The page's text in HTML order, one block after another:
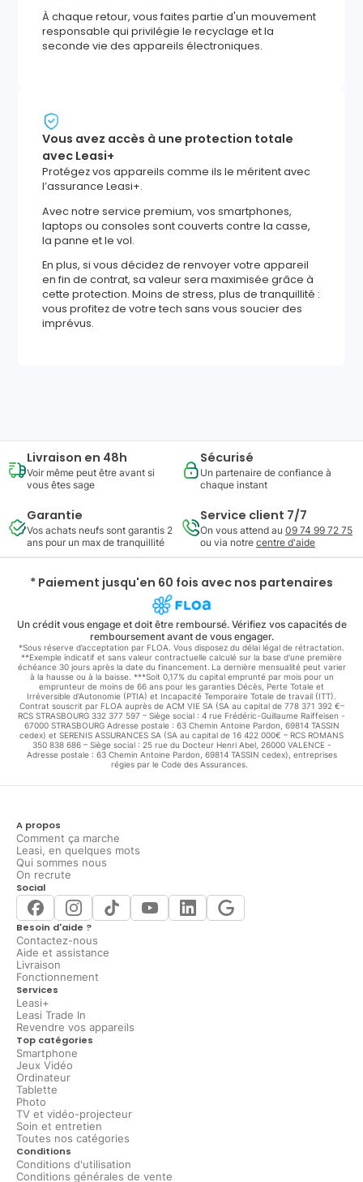
À chaque retour, vous faites partie d'un mouvement
responsable qui privilégie le recyclage et la
seconde vie des appareils électroniques.
Vous avez accès à une protection totale
avec Leasi+
Protégez vos appareils comme ils le méritent avec
l’assurance Leasi+.
Avec notre service premium, vos smartphones,
laptops ou consoles sont couverts contre la casse,
la panne et le vol.
En plus, si vous décidez de renvoyer votre appareil
en fin de contrat, sa valeur sera maximisée grâce à
cette protection. Moins de stress, plus de tranquillité :
vous profitez de votre tech sans vous soucier des
imprévus.
Livraison en 48h
Voir même peut être avant si
vous êtes sage
Sécurisé
Un partenaire de confiance à
chaque instant
Garantie
Vos achats neufs sont garantis 2
ans pour un max de tranquillité
Service client 7/7
On vous attend au 09 74 99 72 75
ou via notre centre d'aide
* Paiement jusqu'en 60 fois avec nos partenaires
Un crédit vous engage et doit être remboursé. Vérifiez vos capacités de
remboursement avant de vous engager.
*Sous réserve d’acceptation par FLOA. Vous disposez du délai légal de rétractation.
**Exemple indicatif et sans valeur contractuelle calculé sur la base d'une première
échéance 30 jours après la date du financement. La dernière mensualité peut varier
à la hausse ou à la baisse. ***Soit 0,17% du capital emprunté par mois pour un
emprunteur de moins de 66 ans pour les garanties Décès, Perte Totale et
Irréversible d'Autonomie (PTIA) et Incapacité Temporaire Totale de travail (ITT).
Contrat souscrit par FLOA auprès de ACM VIE SA (SA au capital de 778 371 392 €–
RCS STRASBOURG 332 377 597 – Siège social : 4 rue Frédéric-Guillaume Raiffeisen -
67000 STRASBOURG Adresse postale : 63 Chemin Antoine Pardon, 69814 TASSIN
cedex) et SERENIS ASSURANCES SA (SA au capital de 16 422 000€ – RCS ROMANS
350 838 686 – Siège social : 25 rue du Docteur Henri Abel, 26000 VALENCE -
Adresse postale : 63 Chemin Antoine Pardon, 69814 TASSIN cedex), entreprises
régies par le Code des Assurances.
A propos
Comment ça marche
Leasi, en quelques mots
Qui sommes nous
On recrute
Social
Besoin d'aide ?
Contactez-nous
Aide et assistance
Livraison
Fonctionnement
Services
Leasi+
Leasi Trade In
Revendre vos appareils
Top catégories
Smartphone
Jeux Vidéo
Ordinateur
Tablette
Photo
TV et vidéo-projecteur
Soin et entretien
Toutes nos catégories
Conditions
Conditions d'utilisation
Conditions générales de vente